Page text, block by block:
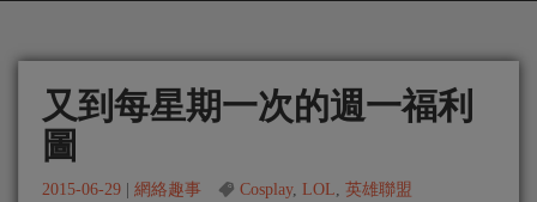
又到每星期一次的週一福利
圖
2015-06-29 網絡趣事 Cosplay, LOL, 英雄聯盟